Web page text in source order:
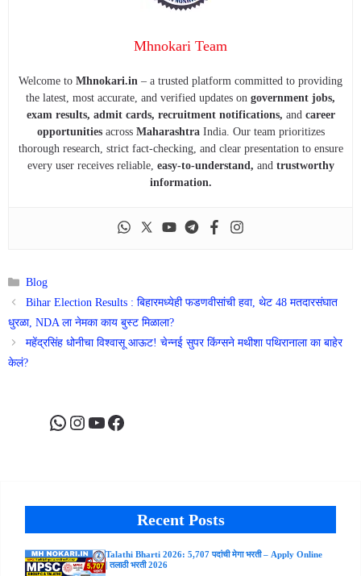
Mhnokari Team
Welcome to Mhnokari.in – a trusted platform committed to providing
the latest, most accurate, and verified updates on government jobs,
exam results, admit cards, recruitment notifications, and career
opportunitiesacross MaharashtraIndia. Our team prioritizes
thorough research, strict fact-checking, and clear presentation to ensure
every user receives reliable, easy-to-understand, andtrustworthy
information.
Categories
Blog
Bihar Election Results : बिहारमध्येही फडणवीसांची हवा, थेट 48 मतदारसंघात
धुरळा, NDA ला नेमका काय बुस्ट मिळाला?
महेंद्रसिंह धोनीचा विश्वासू आऊट! चेन्नई सुपर किंग्सने मथीशा पथिरानाला का बाहेर
केलं?
WhatsApp
Instagram
YouTube
Facebook
Recent Posts
Talathi Bharti 2026: 5,707 पदांची मेगा भरती – Apply Online
| तलाठी भरती 2026